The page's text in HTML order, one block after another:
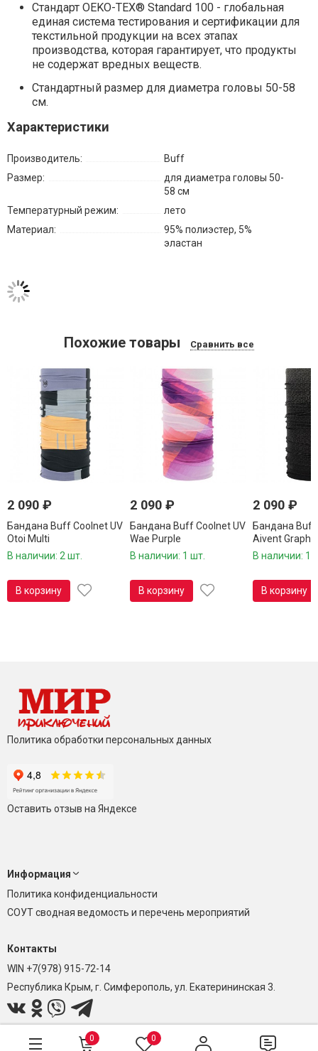
Стандарт OEKO-TEX® Standard 100 - глобальная
единая система тестирования и сертификации для
текстильной продукции на всех этапах
производства, которая гарантирует, что продукты
не содержат вредных веществ.
Стандартный размер для диаметра головы 50-58
см.
Характеристики
Производитель:
Buff
Размер:
для диаметра головы 50-
58 см
Температурный режим:
лето
Материал:
95% полиэстер, 5%
эластан
Похожие товары Сравнить все
2 090 ₽
Бандана Buff Coolnet UV
Otoi Multi
133643.555.10.00
В наличии: 2 шт.
В корзину
2 090 ₽
Бандана Buff Coolnet UV
Wae Purple
133647.605.10.00
В наличии: 1 шт.
В корзину
2 090 ₽
Бандана Buff
Aivent
В наличии: 1
В корзину
Политика обработки персональных данных
Оставить отзыв на Яндексе
Информация
Политика конфиденциальности
СОУТ сводная ведомость и перечень мероприятий
Контакты
WIN +7(978) 915-72-14
Республика Крым, г. Симферополь, ул. Екатерининская 3.
0 0